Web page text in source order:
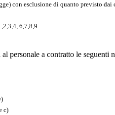
con esclusione di quanto previsto dai
6,7,8,9.
personale a contratto le
c)